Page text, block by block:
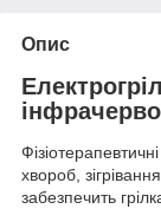
Опис
хвороб,
забезпечить